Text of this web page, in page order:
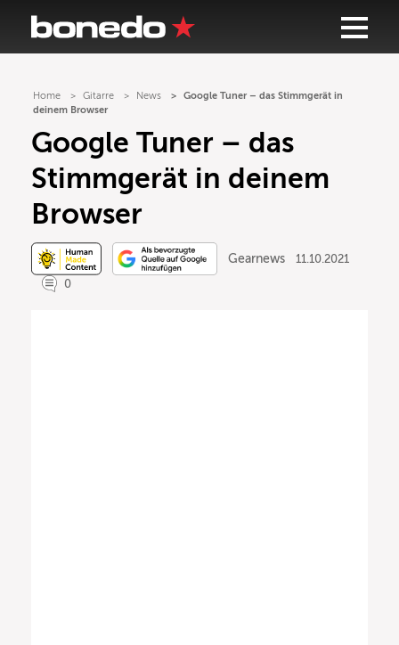
Home Gitarre News
Google Tuner – das Stimmgerät in
deinem Browser
Google Tuner – das
Stimmgerät in deinem
Browser
Gearnews
11.10.2021
0